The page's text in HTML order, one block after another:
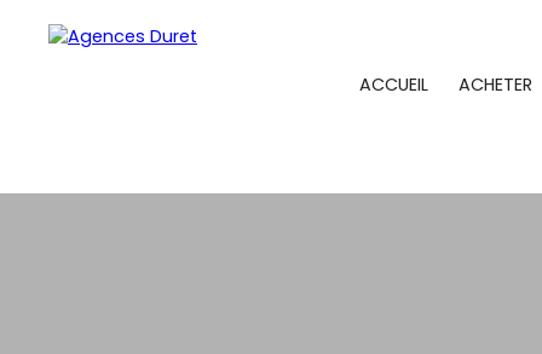
ACCUEIL ACHETER